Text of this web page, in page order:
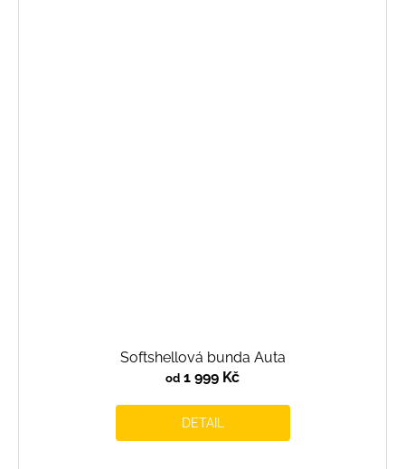
Softshellová bunda Auta
od 1 999 Kč
DETAIL